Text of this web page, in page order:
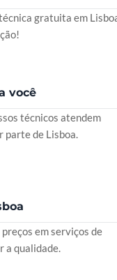
gratuita em
você
técnicos atendem
parte de Lisboa.
em serviços de
a qualidade.